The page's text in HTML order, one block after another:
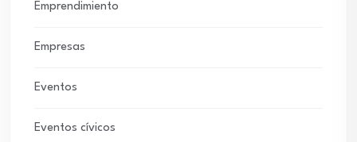
Emprendimiento
Empresas
Eventos
Eventos cívicos